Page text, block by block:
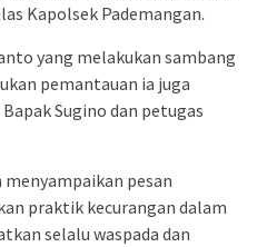
Kapolsek Pademangan.
yang melakukan sambang
pemantauan ia juga
Sugino dan petugas
pesan
praktik kecurangan dalam
selalu waspada dan